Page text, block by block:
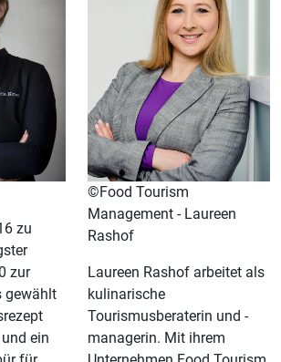
zu
zur
gewählt
ein
Laureen Rashof arbeitet als
kulinarische
Tourismusberaterin und -
managerin. Mit ihrem
©Food Tourism
Management - Laureen
Rashof